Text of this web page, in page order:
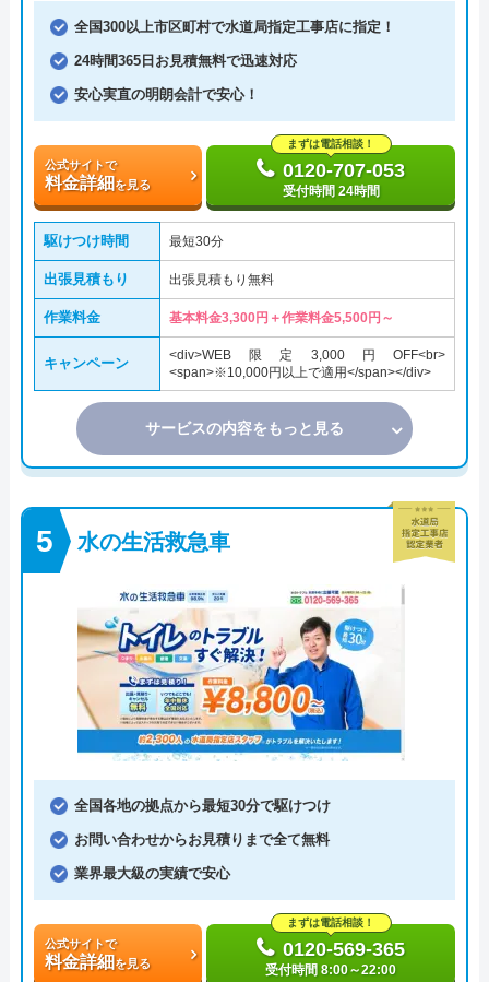
全国300以上市区町村で水道局指定工事店に指定！
24時間365日お見積無料で迅速対応
安心実直の明朗会計で安心！
公式サイトで
料金詳細を見る
まずは電話相談！
0120-707-053
受付時間 24時間
駆けつけ時間 最短30分
出張見積もり 出張見積もり無料
作業料金 基本料金3,300円＋作業料金5,500円～
キャンペーン
<div>WEB限定3,000円OFF<br>
<span>※10,000円以上で適用</span></div>
サービスの内容をもっと見る
水の生活救急車
全国各地の拠点から最短30分で駆けつけ
お問い合わせからお見積りまで全て無料
業界最大級の実績で安心
公式サイトで
料金詳細を見る
まずは電話相談！
0120-569-365
受付時間 8:00～22:00